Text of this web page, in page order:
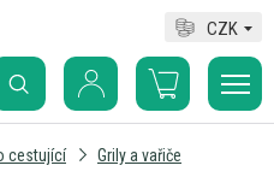
CZK
cestující
Grily a vařiče